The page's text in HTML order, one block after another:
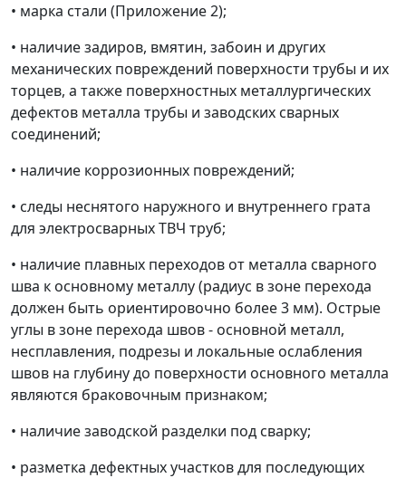
• марка стали (Приложение 2);
• наличие задиров, вмятин, забоин и других
механических повреждений поверхности трубы и их
торцев, а также поверхностных металлургических
дефектов металла трубы и заводских сварных
соединений;
• наличие коррозионных повреждений;
• следы неснятого наружного и внутреннего грата
для электросварных ТВЧ труб;
• наличие плавных переходов от металла сварного
шва к основному металлу (радиус в зоне перехода
должен быть ориентировочно более 3 мм). Острые
углы в зоне перехода швов - основной металл,
несплавления, подрезы и локальные ослабления
швов на глубину до поверхности основного металла
являются браковочным признаком;
• наличие заводской разделки под сварку;
• разметка дефектных участков для последующих